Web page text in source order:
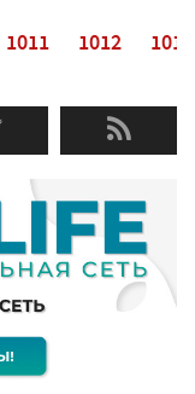
1011 1012 1013